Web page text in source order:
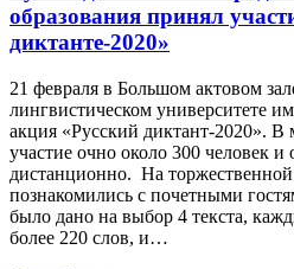
образования принял
диктанте-2020»
21 февраля в Большом актовом
лингвистическом университете
акция «Русский диктант-2020».
участие очно около 300 человек и
дистанционно. На торжественной
познакомились с почетными
было дано на выбор 4 текста,
более 220 слов, и…